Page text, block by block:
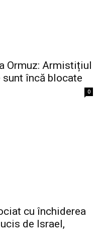
Ormuz: Armistițiul
încă blocate
0
cu închiderea
de Israel,